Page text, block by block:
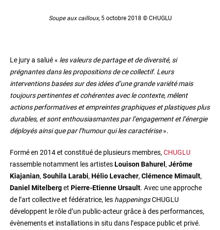
Soupe aux cailloux, 5 octobre 2018 © CHUGLU
Le jury a salué « les valeurs de partage et de diversité, si
prégnantes dans les propositions de ce collectif. Leurs
interventions basées sur des idées d’une grande variété mais
toujours pertinentes et cohérentes avec le contexte, mêlent
actions performatives et empreintes graphiques et plastiques plus
durables, et sont enthousiasmantes par l’engagement et l’énergie
déployés ainsi que par l’humour qui les caractérise».
Formé en 2014 et constitué de plusieurs membres, CHUGLU
rassemble notamment les artistesLouison Bahurel , Jérôme
Kiajanian, Souhila Larabi, Hélio Levacher, Clémence Mimault,
Daniel Mitelberget Pierre-Etienne Ursault. Avec une approche
de l’art collective et fédératrice, les happeningsCHUGLU
développent le rôle d’un public-acteur grâce à des performances,
évènements et installations in situ dans l’espace public et privé.